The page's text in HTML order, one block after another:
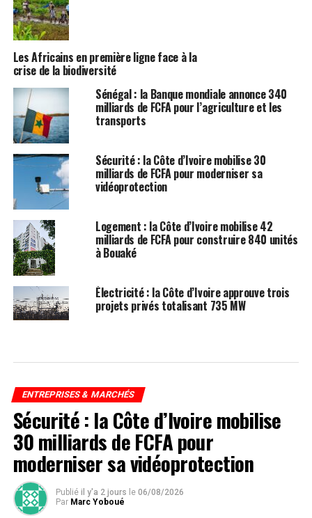
Les Africains en première ligne face à la
crise de la biodiversité
Sénégal : la Banque mondiale annonce 340
milliards de FCFA pour l’agriculture et les
transports
Sécurité : la Côte d’Ivoire mobilise 30
milliards de FCFA pour moderniser sa
vidéoprotection
Logement : la Côte d’Ivoire mobilise 42
milliards de FCFA pour construire 840 unités
à Bouaké
Électricité : la Côte d’Ivoire approuve trois
projets privés totalisant 735 MW
ENTREPRISES & MARCHÉS
Sécurité : la Côte d’Ivoire mobilise
30 milliards de FCFA pour
moderniser sa vidéoprotection
Publié il y'a 2 jours le 06/08/2026
Par Marc Yoboué